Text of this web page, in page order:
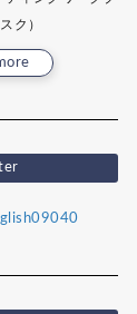
ク）